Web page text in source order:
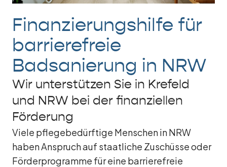
Finanzierungshilfe für
barrierefreie
Badsanierung in NRW
Wir unterstützen Sie in Krefeld
und NRW bei der finanziellen
Förderung
Viele pflegebedürftige Menschen in NRW
haben Anspruch auf staatliche Zuschüsse oder
Förderprogramme für eine barrierefreie